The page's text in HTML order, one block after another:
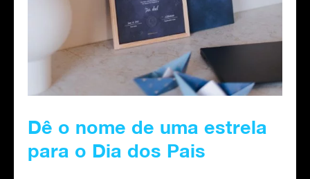
Dê o nome de uma estrela
para o Dia dos Pais